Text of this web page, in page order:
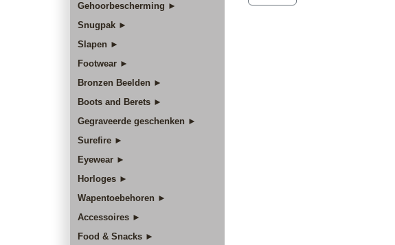
Gehoorbescherming ►
Snugpak ►
Slapen ►
Footwear ►
Bronzen Beelden ►
Boots and Berets ►
Gegraveerde geschenken ►
Surefire ►
Eyewear ►
Horloges ►
Wapentoebehoren ►
Accessoires ►
Food & Snacks ►